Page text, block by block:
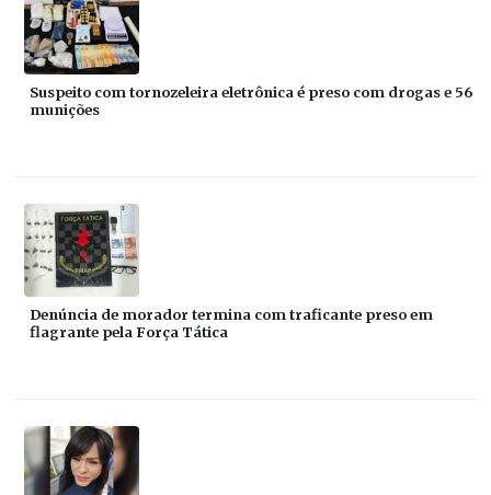
Suspeito com tornozeleira eletrônica é preso com drogas e 56
munições
Denúncia de morador termina com traficante preso em
flagrante pela Força Tática